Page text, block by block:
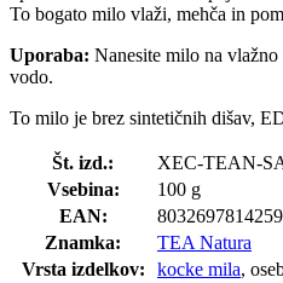
To bogato milo vlaži, mehča in
Uporaba: Nanesite milo na
vodo.
To milo je brez sintetičnih dišav,
Št. izd.:
XEC-TEAN-
Vsebina:
100 g
EAN:
8032697814259
Znamka:
TEA Natura
Vrsta izdelkov:
kocke mila,